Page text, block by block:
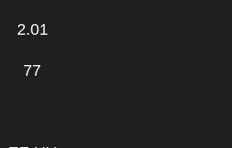
2.01
77